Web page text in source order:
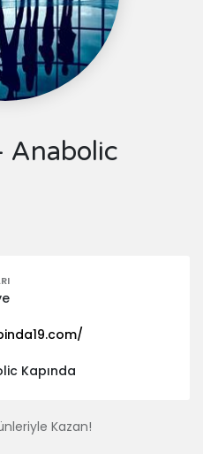
Anabolic
Kapında
Kazan!